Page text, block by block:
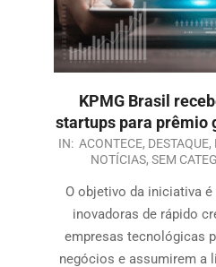
KPMG Brasil
startups para prêmio
IN: ACONTECE, DESTAQUE,
NOTÍCIAS, SEM
O objetivo da iniciativa
inovadoras de rápido
empresas tecnológicas
negócios e assumirem a